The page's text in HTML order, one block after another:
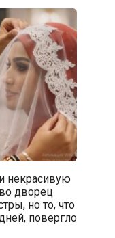
некрасивую
дворец
но то, что
повергло